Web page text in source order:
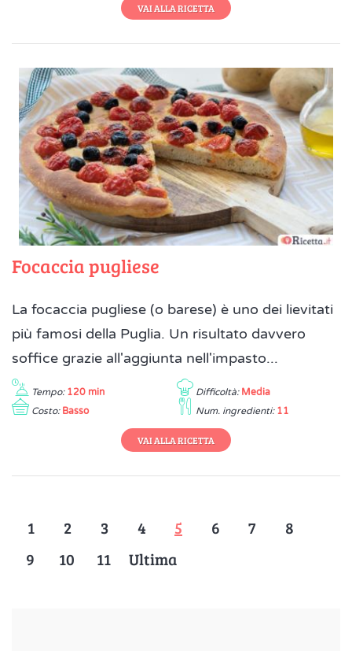
VAI ALLA RICETTA
Focaccia pugliese
La focaccia pugliese (o barese) è uno dei lievitati
più famosi della Puglia. Un risultato davvero
soffice grazie all'aggiunta nell'impasto...
Tempo: 120 min Difficoltà: Media
Costo: Basso Num. ingredienti: 11
VAI ALLA RICETTA
1 2 3 4 5 6 7
8
9
10 11 Ultima